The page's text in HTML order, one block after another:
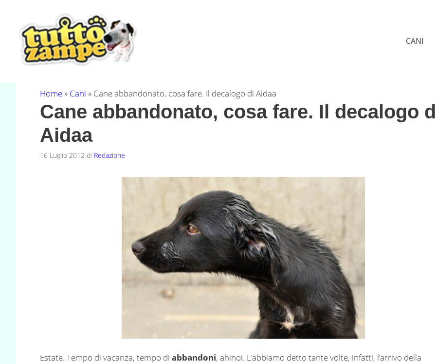
contenuto
CANI
Home» Cani » Cane abbandonato, cosa fare. Il decalogo di Aidaa
Cane abbandonato, cosa fare. Il decalogo
Aidaa
16 Luglio 2012 di Redazione
Estate. Tempo di vacanza, tempo di abbandoni, ahinoi. L’abbiamo detto tante volte, infatti, l’arrivo della